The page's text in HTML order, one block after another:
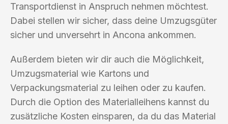
Transportdienst in Anspruch nehmen möchtest.
Dabei stellen wir sicher, dass deine Umzugsgüter
sicher und unversehrt in Ancona ankommen.
Außerdem bieten wir dir auch die Möglichkeit,
Umzugsmaterial wie Kartons und
Verpackungsmaterial zu leihen oder zu kaufen.
Durch die Option des Materialleihens kannst du
zusätzliche Kosten einsparen, da du das Material